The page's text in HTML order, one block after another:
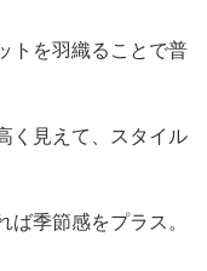
トを羽織ることで普
く見えて、スタイル
季節感をプラス。